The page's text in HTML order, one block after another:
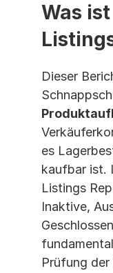
Was
Dieser
es
kaufbar ist.
Listings
Inaktive,
Prüfung der